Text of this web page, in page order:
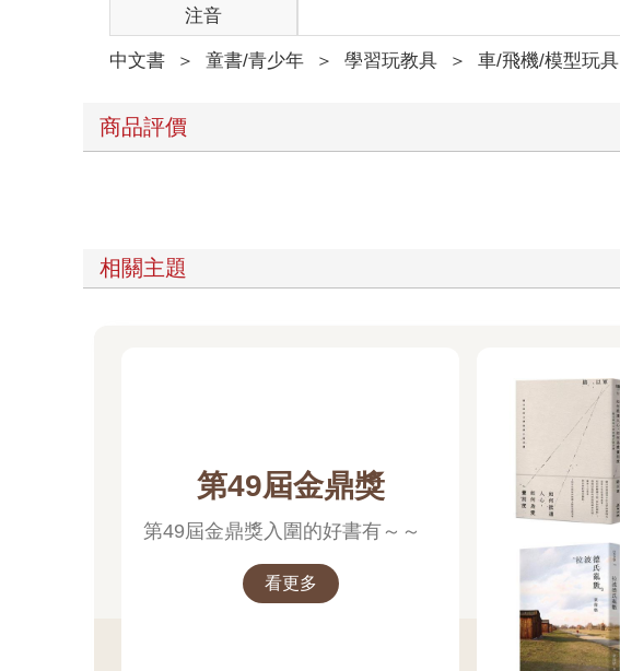
注音
中文書 ＞ 童書/青少年 ＞ 學習玩教具 ＞ 車/飛機/模型玩具
商品評價
相關主題
第49屆金鼎獎
第49屆金鼎獎入圍的好書有～～
看更多